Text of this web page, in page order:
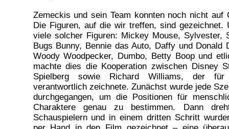
Zemeckis und sein Team konnten noch nicht auf
Die Figuren, auf die wir treffen, sind gezeichnet.
viele solcher Figuren: Mickey Mouse, Sylvester,
Bugs Bunny, Bennie das Auto, Daffy und Donald
Woody Woodpecker, Dumbo, Betty Boop und
machte dies die Kooperation zwischen Disney
Spielberg sowie Richard Williams, der für
verantwortlich zeichnete. Zunächst wurde jede
durchgegangen, um die Positionen für
Charaktere genau zu bestimmen. Dann
Schauspielern und in einem dritten Schritt